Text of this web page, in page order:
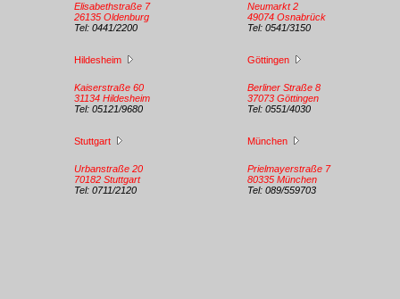
Elisabethstraße 7
26135 Oldenburg
Tel: 0441/2200
Neumarkt 2
49074 Osnabrück
Tel: 0541/3150
Hildesheim
Kaiserstraße 60
31134 Hildesheim
Tel: 05121/9680
Göttingen
Berliner Straße 8
37073 Göttingen
Tel: 0551/4030
Stuttgart
Urbanstraße 20
70182 Stuttgart
Tel: 0711/2120
München
Prielmayerstraße 7
80335 München
Tel: 089/559703